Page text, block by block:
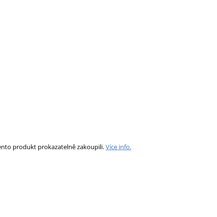
produkt prokazatelně zakoupili.Více info.